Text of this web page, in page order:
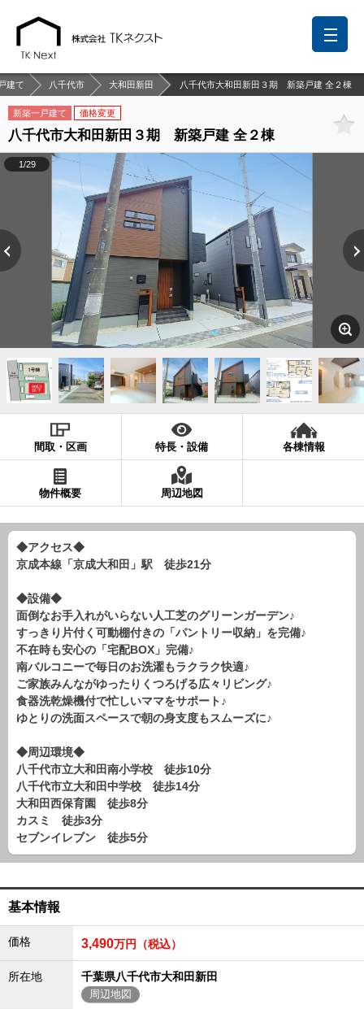
建て 八千代市 大和田新田 八千代市大和田新田３期 新築戸建 全２棟
新築一戸建て 価格変更
八千代市大和田新田３期 新築戸建 全２棟
1/29
間取・区画 特長・設備 各棟情報
物件概要 周辺地図
◆アクセス◆
京成本線「京成大和田」駅 徒歩21分
◆設備◆
面倒なお手入れがいらない人工芝のグリーンガーデン♪
すっきり片付く可動棚付きの「パントリー収納」を完備♪
不在時も安心の「宅配BOX」完備♪
南バルコニーで毎日のお洗濯もラクラク快適♪
ご家族みんながゆったりくつろげる広々リビング♪
食器洗乾燥機付で忙しいママをサポート♪
ゆとりの洗面スペースで朝の身支度もスムーズに♪
◆周辺環境◆
八千代市立大和田南小学校 徒歩10分
八千代市立大和田中学校 徒歩14分
大和田西保育園 徒歩8分
カスミ 徒歩3分
セブンイレブン 徒歩5分
基本情報
価格 3,490万円（税込）
所在地 千葉県八千代市大和田新田
周辺地図
前回の履歴 検討リスト 保存した検索条件
中国語での対応も可能です
お問い合わせ
営業メールは固くお断りします
お知らせ
千葉本店 松戸支店 成田支店 木更津支店
東京支店
神奈川支店
沖縄支店
現地販売会情報
千葉本店 松戸支店 成田支店 木更津支店
東京支店
神奈川支店
スタッフ紹介
千葉本店 成田支店
神奈川支店
沖縄支店
売却査定 会社案内
お問い合わせ
プライバシーポリシー
物件検索
新築一戸建
エリアから探す
中古一戸建
エリアから探す
路線から探す
マンション
路線から探す
土 地
エリアから探す
路線から探す
エリアから物件検索